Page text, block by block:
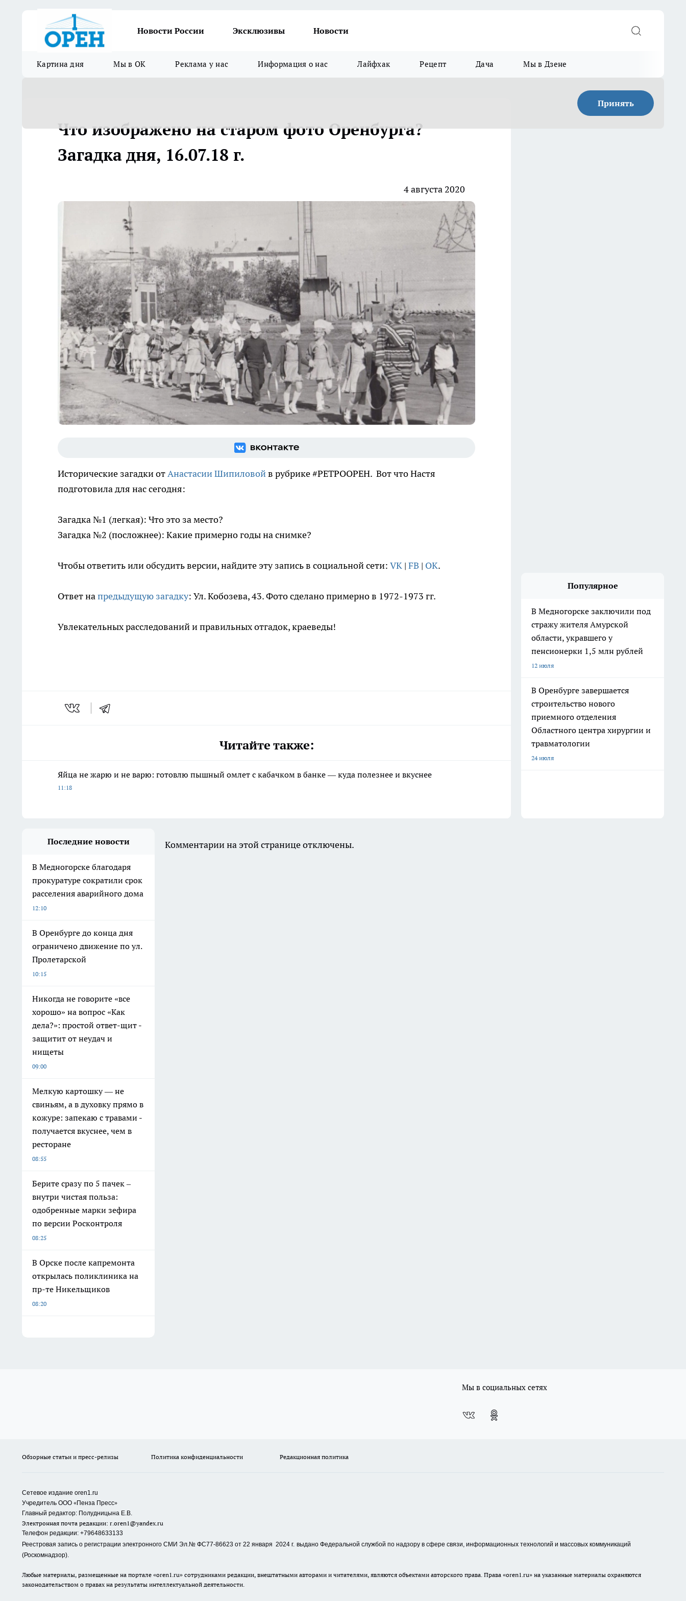
Новости России Эксклюзивы Новости
Картина дня Мы в ОК Реклама у нас Информация о нас Лайфхак Рецепт Дача Мы в Дзене
Принять
Что изображено на старом фото Оренбурга?
Загадка дня, 16.07.18 г.
4 августа 2020
Исторические загадки отАнастасии Шипиловойв рубрике #РЕТРООРЕН. Вот что Настя
подготовила для нас сегодня:
Загадка №1 (легкая): Что это за место?
Загадка №2 (посложнее): Какие примерно годы на снимке?
Чтобы ответить или обсудить версии, найдите эту запись в социальной сети: VK | FB | OK.
Ответ напредыдущую загадку: Ул. Кобозева, 43. Фото сделано примерно в 1972-1973 гг.
Увлекательных расследований и правильных отгадок, краеведы!
Читайте также:
Яйца не жарю и не варю: готовлю пышный омлет с кабачком в банке — куда полезнее и вкуснее
11:18
Популярное
В Медногорске заключили под
стражу жителя Амурской
области, укравшего у
пенсионерки 1,5 млн рублей
12 июля
В Оренбурге завершается
строительство нового
приемного отделения
Областного центра хирургии и
травматологии
24 июля
Последние новости
В Медногорске благодаря
прокуратуре сократили срок
расселения аварийного дома
12:10
В Оренбурге до конца дня
ограничено движение по ул.
Пролетарской
10:15
Никогда не говорите «все
хорошо» на вопрос «Как
дела?»: простой ответ-щит -
защитит от неудач и
нищеты
09:00
Мелкую картошку — не
свиньям, а в духовку прямо в
кожуре: запекаю с травами -
получается вкуснее, чем в
ресторане
08:55
Берите сразу по 5 пачек –
внутри чистая польза:
одобренные марки зефира
по версии Росконтроля
08:25
В Орске после капремонта
открылась поликлиника на
пр-те Никельщиков
08:20
Комментарии на этой странице отключены.
Мы в социальных сетях
Обзорные статьи и пресс-релизы Политика конфиденциальности Редакционная политика
Сетевое издание oren1.ru
Учредитель ООО «Пенза Пресс»
Главный редактор: Полудницына Е.В.
Электронная почта редакции: r.oren1@yandex.ru
Телефон редакции: +79648633133
Реестровая запись о регистрации электронного СМИ Эл.№ ФС77-86623 от 22 января 2024 г. выдано Федеральной службой по надзору в сфере связи, информационных технологий и массовых коммуникаций
(Роскомнадзор).
Любые материалы, размещенные на портале «oren1.ru» сотрудниками редакции, внештатными авторами и читателями, являются объектами авторского права. Права «oren1.ru» на указанные материалы охраняются
законодательством о правах на результаты интеллектуальной деятельности.